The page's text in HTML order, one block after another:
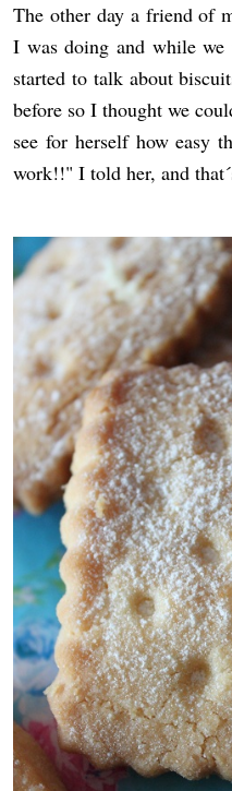
The other day a friend of
I was doing and while
started to talk about
before so I thought we
see for herself how easy
work!!" I told her, and